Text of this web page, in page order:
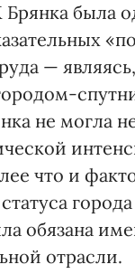
Брянка была
— являясь,
не могла
что и
обязана
отрасли.